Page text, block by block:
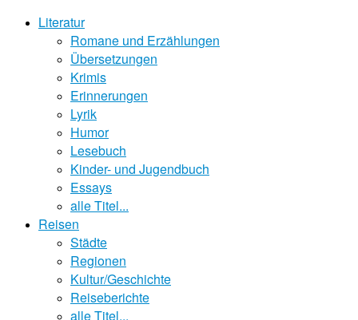
Literatur
Romane und Erzählungen
Übersetzungen
Krimis
Erinnerungen
Lyrik
Humor
Lesebuch
Kinder- und Jugendbuch
Essays
alle Titel...
Reisen
Städte
Regionen
Kultur/Geschichte
Reiseberichte
alle Titel...